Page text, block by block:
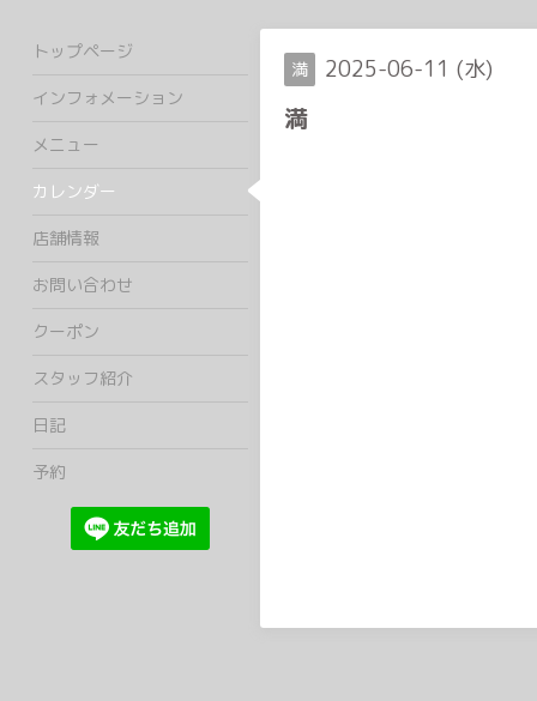
満 2025-06-11 (水)
満
トップページ
インフォメーション
メニュー
カレンダー
店舗情報
お問い合わせ
クーポン
スタッフ紹介
日記
予約